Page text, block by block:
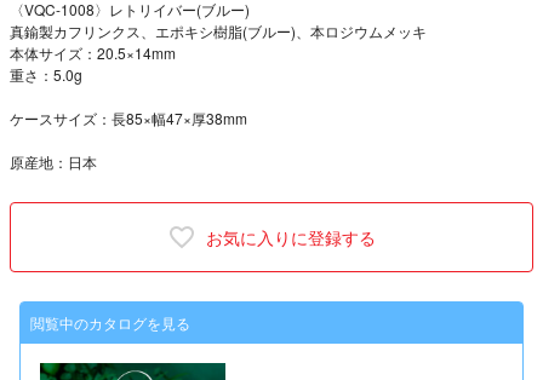
〈VQC-1008〉レトリイバー(ブルー)
真鍮製カフリンクス、エポキシ樹脂(ブルー)、本ロジウムメッキ
本体サイズ：20.5×14mm
重さ：5.0g
ケースサイズ：長85×幅47×厚38mm
原産地：日本
お気に入りに登録する
閲覧中のカタログを見る